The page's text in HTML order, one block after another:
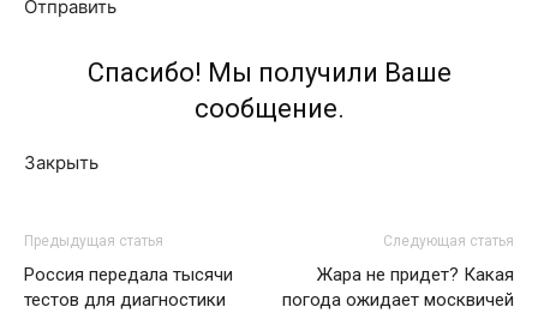
Отправить
Спасибо! Мы получили Ваше
сообщение.
Закрыть
Предыдущая статья
Россия передала тысячи
тестов для диагностики
Следующая статья
Жара не придет? Какая
погода ожидает москвичей